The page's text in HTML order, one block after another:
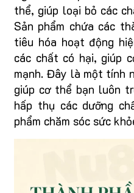
thể, giúp loại bỏ các
Sản phẩm chứa các
tiêu hóa hoạt động
các chất có hại, giúp
mạnh. Đây là một tính
giúp cơ thể bạn luôn
hấp thụ các dưỡng
phẩm chăm sóc sức